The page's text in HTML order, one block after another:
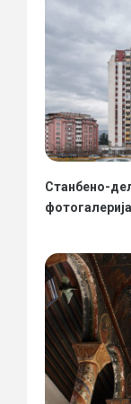
Станбено-